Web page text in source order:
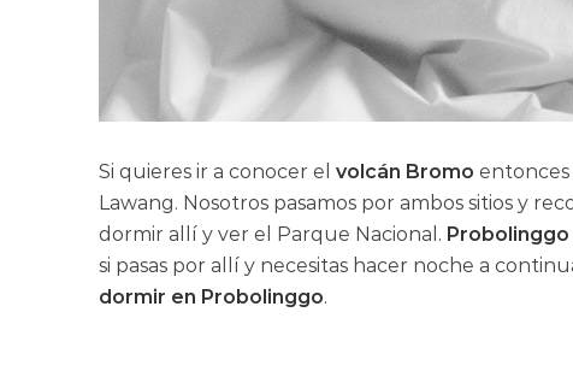
Si quieres ir a conocer el volcán Bromo entonces
Lawang. Nosotros pasamos por ambos sitios y
dormir allí y ver el Parque Nacional. Probolinggo
si pasas por allí y necesitas hacer noche a
dormir en Probolinggo.